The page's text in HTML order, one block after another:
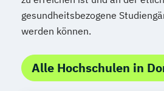
gesundheitsbezogene
werden können.
Alle Hochschulen in